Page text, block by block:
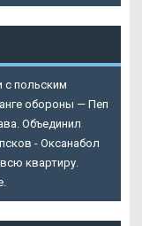
с польским
обороны — Пеп
Объединил
- Оксанабол
квартиру.